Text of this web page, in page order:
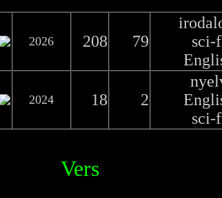
2026 208 79
sci-
2024 18 2
sci-
Vers